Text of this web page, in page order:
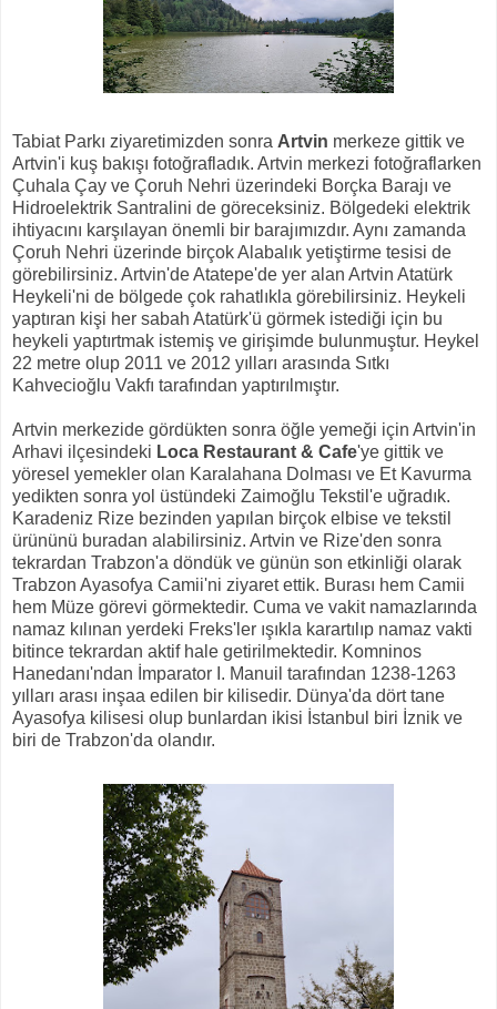
Tabiat Parkı ziyaretimizden sonra Artvin merkeze gittik ve
Artvin'i kuş bakışı fotoğrafladık. Artvin merkezi fotoğraflarken
Çuhala Çay ve Çoruh Nehri üzerindeki Borçka Barajı ve
Hidroelektrik Santralini de göreceksiniz. Bölgedeki elektrik
ihtiyacını karşılayan önemli bir barajımızdır. Aynı zamanda
Çoruh Nehri üzerinde birçok Alabalık yetiştirme tesisi de
görebilirsiniz. Artvin'de Atatepe'de yer alan Artvin Atatürk
Heykeli'ni de bölgede çok rahatlıkla görebilirsiniz. Heykeli
yaptıran kişi her sabah Atatürk'ü görmek istediği için bu
heykeli yaptırtmak istemiş ve girişimde bulunmuştur. Heykel
22 metre olup 2011 ve 2012 yılları arasında Sıtkı
Kahvecioğlu Vakfı tarafından yaptırılmıştır.
Artvin merkezide gördükten sonra öğle yemeği için Artvin'in
Arhavi ilçesindeki Loca Restaurant & Cafe'ye gittik ve
yöresel yemekler olan Karalahana Dolması ve Et Kavurma
yedikten sonra yol üstündeki Zaimoğlu Tekstil'e uğradık.
Karadeniz Rize bezinden yapılan birçok elbise ve tekstil
ürününü buradan alabilirsiniz. Artvin ve Rize'den sonra
tekrardan Trabzon'a döndük ve günün son etkinliği olarak
Trabzon Ayasofya Camii'ni ziyaret ettik. Burası hem Camii
hem Müze görevi görmektedir. Cuma ve vakit namazlarında
namaz kılınan yerdeki Freks'ler ışıkla karartılıp namaz vakti
bitince tekrardan aktif hale getirilmektedir. Komninos
Hanedanı'ndan İmparator I. Manuil tarafından 1238-1263
yılları arası inşaa edilen bir kilisedir. Dünya'da dört tane
Ayasofya kilisesi olup bunlardan ikisi İstanbul biri İznik ve
biri de Trabzon'da olandır.